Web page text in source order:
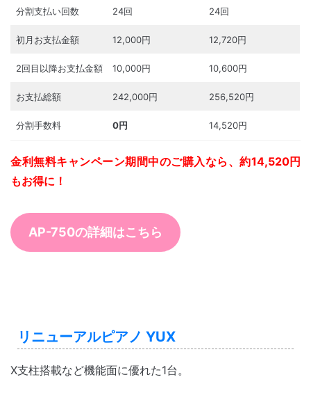
分割支払い回数 24回 24回
初月お支払金額 12,000円 12,720円
2回目以降お支払金額 10,000円 10,600円
お支払総額 242,000円 256,520円
分割手数料 0円 14,520円
金利無料キャンペーン期間中のご購入なら、約14,520円
もお得に！
AP-750の詳細はこちら
リニューアルピアノ YUX
X支柱搭載など機能面に優れた1台。